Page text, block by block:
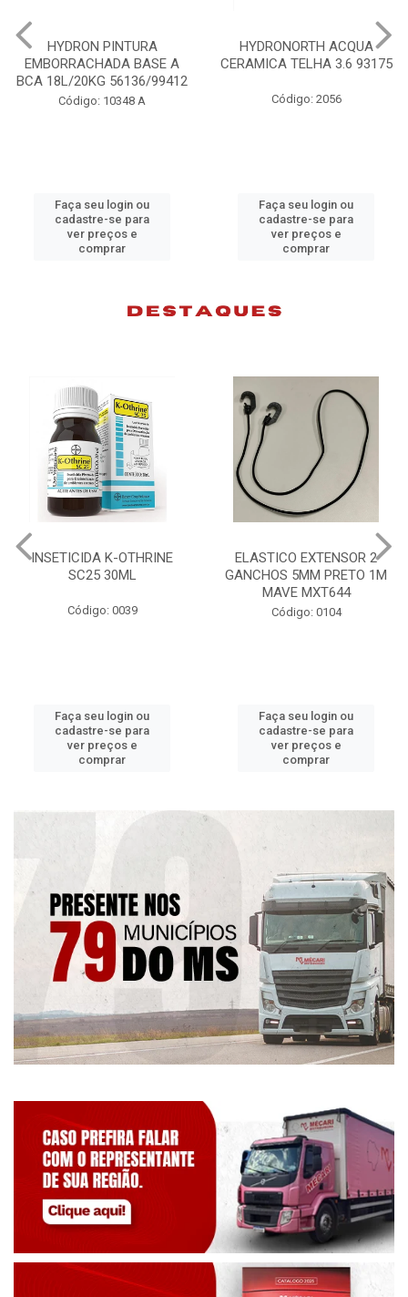
HYDRON PINTURA
EMBORRACHADA BASE A
BCA 18L/20KG 56136/99412
Código: 10348 A
Faça seu login ou
cadastre-se para
ver preços e
comprar
HYDRONORTH ACQUA
CERAMICA TELHA 3.6 93175
Código: 2056
Faça seu login ou
cadastre-se para
ver preços e
comprar
INSETICIDA K-OTHRINE
SC25 30ML
Código: 0039
Faça seu login ou
cadastre-se para
ver preços e
comprar
ELASTICO EXTENSOR 2
GANCHOS 5MM PRETO 1M
MAVE MXT644
Código: 0104
Faça seu login ou
cadastre-se para
ver preços e
comprar